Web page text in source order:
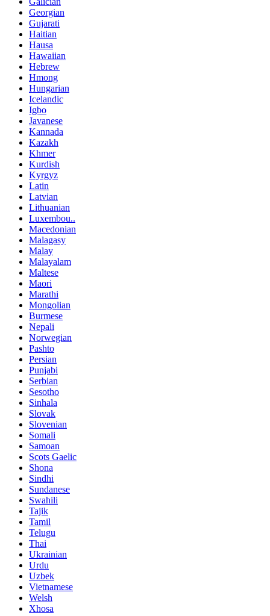
Georgian
Gujarati
Haitian
Hausa
Hawaiian
Hebrew
Hmong
Hungarian
Icelandic
Igbo
Javanese
Kannada
Kazakh
Khmer
Kurdish
Kyrgyz
Latin
Latvian
Lithuanian
Luxembou..
Macedonian
Malagasy
Malay
Malayalam
Maltese
Maori
Marathi
Mongolian
Burmese
Nepali
Norwegian
Pashto
Persian
Punjabi
Serbian
Sesotho
Sinhala
Slovak
Slovenian
Somali
Samoan
Scots Gaelic
Shona
Sindhi
Sundanese
Swahili
Tajik
Tamil
Telugu
Thai
Ukrainian
Urdu
Uzbek
Vietnamese
Welsh
Xhosa